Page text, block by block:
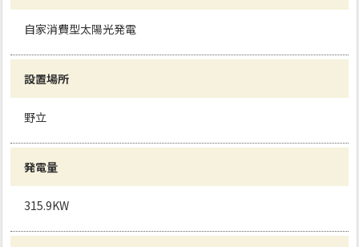
自家消費型太陽光発電
設置場所
野立
発電量
315.9KW